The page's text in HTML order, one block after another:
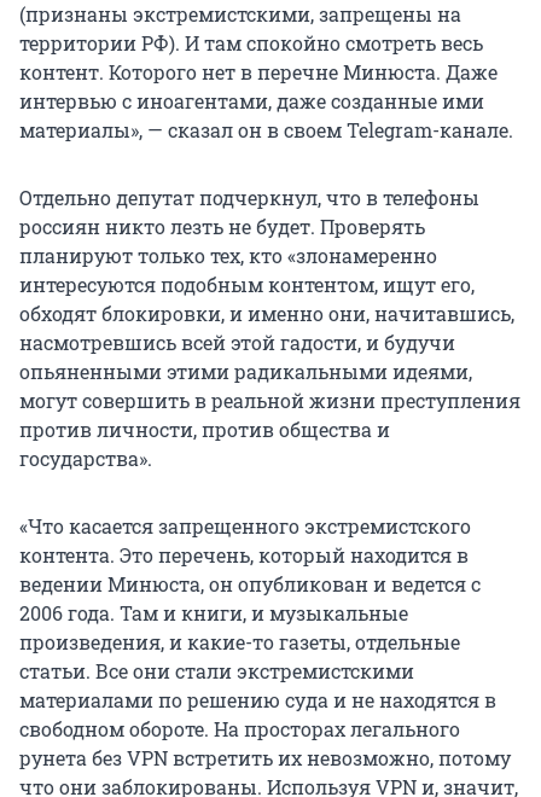
(признаны экстремистскими, запрещены на
территории РФ). И там спокойно смотреть весь
контент. Которого нет в перечне Минюста. Даже
интервью с иноагентами, даже созданные ими
материалы», — сказал он в своем Telegram-канале.
Отдельно депутат подчеркнул, что в телефоны
россиян никто лезть не будет. Проверять
планируют только тех, кто «злонамеренно
интересуются подобным контентом, ищут его,
обходят блокировки, и именно они, начитавшись,
насмотревшись всей этой гадости, и будучи
опьяненными этими радикальными идеями,
могут совершить в реальной жизни преступления
против личности, против общества и
государства».
«Что касается запрещенного экстремистского
контента. Это перечень, который находится в
ведении Минюста, он опубликован и ведется с
2006 года. Там и книги, и музыкальные
произведения, и какие-то газеты, отдельные
статьи. Все они стали экстремистскими
материалами по решению суда и не находятся в
свободном обороте. На просторах легального
рунета без VPN встретить их невозможно, потому
что они заблокированы. Используя VPN и, значит,